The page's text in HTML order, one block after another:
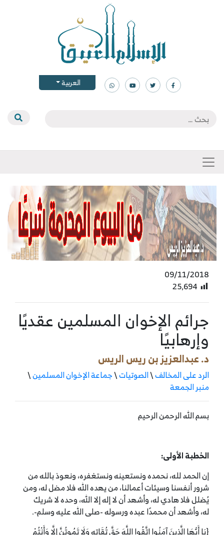
العربية
09/11/2018
25٬694
جرائم الإخوان المسلمين عقديًا
وإرهابيًا
د. عبدالعزيز بن ريس الريس
الرد على المخالف\الصوتيات\جماعة الإخوان المسلمين\
منبر الجمعة
بسم الله الرحمن الرحيم
الخطبة الأولى:
إن الحمد لله، نحمده ونستعينه ونستغفره، ونعوذ بالله من
شرور أنفسنا وسيئات أعمالنا، من يهده الله فلا مضل له، ومن
يُضلل فلا هادي له، وأشهد أن لا إله إلا الله، وحده لا شريك
له، وأشهد أن محمدًا عبده ورسوله -صلى الله عليه وسلم-.
{يَا أَيُّهَا الَّذِينَ آمَنُوا اتَّقُوا اللَّهَ حَقَّ تُقَاتِهِ وَلَا تَمُوتُنَّ إِلَّا وَأَنْتُمْ